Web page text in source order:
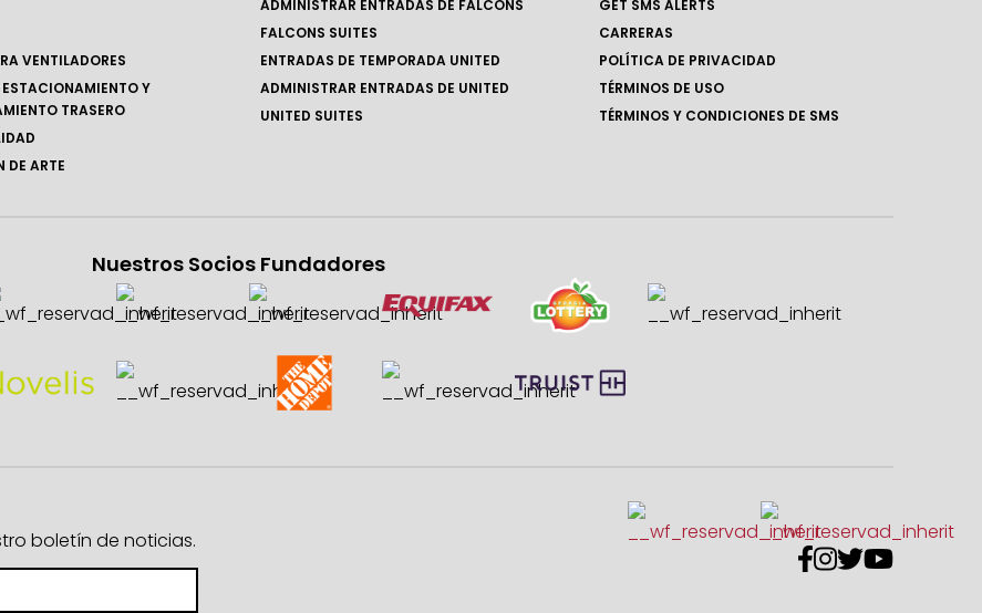
VENTILADORES
Y
TRASERO
DE ARTE
ADMINISTRAR ENTRADAS DE FALCONS
FALCONS SUITES
ENTRADAS DE TEMPORADA UNITED
ADMINISTRAR ENTRADAS DE UNITED
UNITED SUITES
GET SMS ALERTS
CARRERAS
POLÍTICA DE PRIVACIDAD
TÉRMINOS DE USO
TÉRMINOS Y CONDICIONES DE SMS
Nuestros Socios Fundadores
boletín de noticias.
